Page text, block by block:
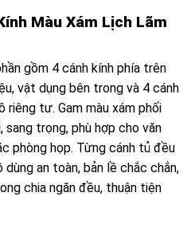
Màu Xám Lịch Lãm
gồm 4 cánh kính phía trên
vật dụng bên trong và 4 cánh
tư. Gam màu xám phối
trọng, phù hợp cho văn
phòng họp. Từng cánh tủ đều
an toàn, bản lề chắc chắn,
chia ngăn đều, thuận tiện